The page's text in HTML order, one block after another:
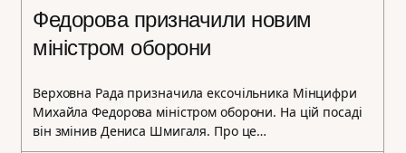
Федорова призначили новим
міністром оборони
Верховна Рада призначила ексочільника Мінцифри
Михайла Федорова міністром оборони. На цій посаді
він змінив Дениса Шмигаля. Про це…